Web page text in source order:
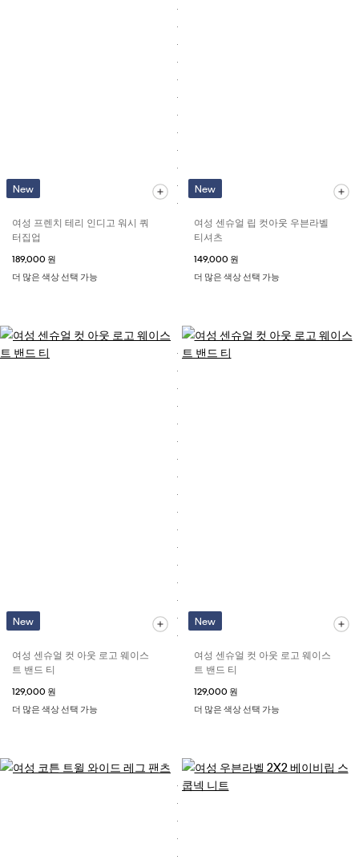
New
여성 프렌치 테리 인디고 워시 쿼
터집업
189,000 원
더 많은 색상 선택 가능
New
여성 센슈얼 립 컷아웃 우븐라벨
티셔츠
149,000 원
더 많은 색상 선택 가능
New
여성 센슈얼 컷 아웃 로고 웨이스
트 밴드 티
129,000 원
더 많은 색상 선택 가능
New
여성 센슈얼 컷 아웃 로고 웨이스
트 밴드 티
129,000 원
더 많은 색상 선택 가능